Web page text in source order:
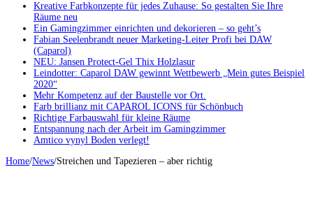
Kreative Farbkonzepte für jedes Zuhause: So gestalten Sie Ihre
Räume neu
Ein Gamingzimmer einrichten und dekorieren – so geht’s
Fabian Seelenbrandt neuer Marketing-Leiter Profi bei DAW
(Caparol)
NEU: Jansen Protect-Gel Thix Holzlasur
Leindotter: Caparol DAW gewinnt Wettbewerb „Mein gutes Beispiel
2020“
Mehr Kompetenz auf der Baustelle vor Ort.
Farb brillianz mit CAPAROL ICONS für Schönbuch
Richtige Farbauswahl für kleine Räume
Entspannung nach der Arbeit im Gamingzimmer
Amtico vynyl Boden verlegt!
Home/News/Streichen und Tapezieren – aber richtig